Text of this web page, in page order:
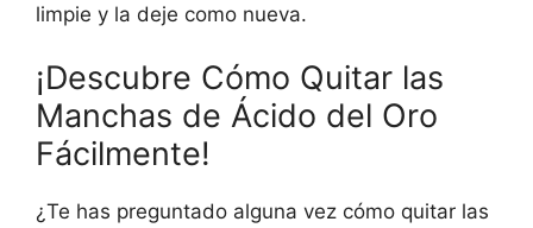
limpie y la deje como nueva.
¡Descubre Cómo Quitar las
Manchas de Ácido del Oro
Fácilmente!
¿Te has preguntado alguna vez cómo quitar las